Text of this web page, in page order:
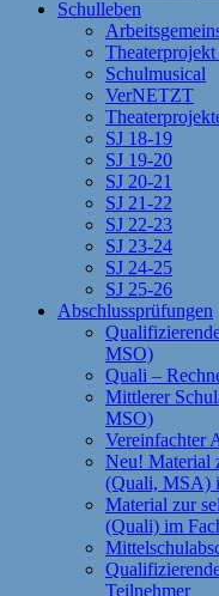
Schulleben
Schulmusical
VerNETZT
SJ 18-19
SJ 19-20
SJ 20-21
SJ 21-22
SJ 22-23
SJ 23-24
SJ 24-25
SJ 25-26
Abschlussprüfungen
MSO)
Quali –
Mittlerer
MSO)
Vereinfachter
Neu! Material
(Quali, MSA)
Material zur
(Quali) im
Teilnehmer